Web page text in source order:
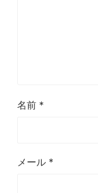
名前 *
メール *